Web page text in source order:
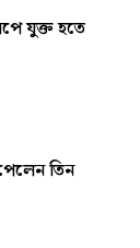
যুক্ত হতে
তিন